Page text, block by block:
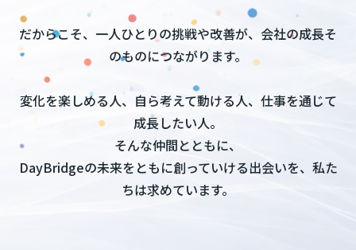
だからこそ、一人ひとりの挑戦や改善が、会社の成長そ
のものにつながります。
変化を楽しめる人、自ら考えて動ける人、仕事を通じて
成長したい人。
そんな仲間とともに、
DayBridgeの未来をともに創っていける出会いを、私た
ちは求めています。